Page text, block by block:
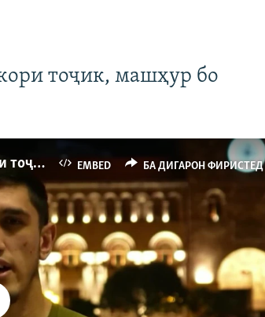
тоҷик, машҳур бо
EMBED БА ДИГАРОН ФИРИСТЕД
Ҳаводории арманиҳо аз пирӯзии "Ҷаллод"-и тоҷик